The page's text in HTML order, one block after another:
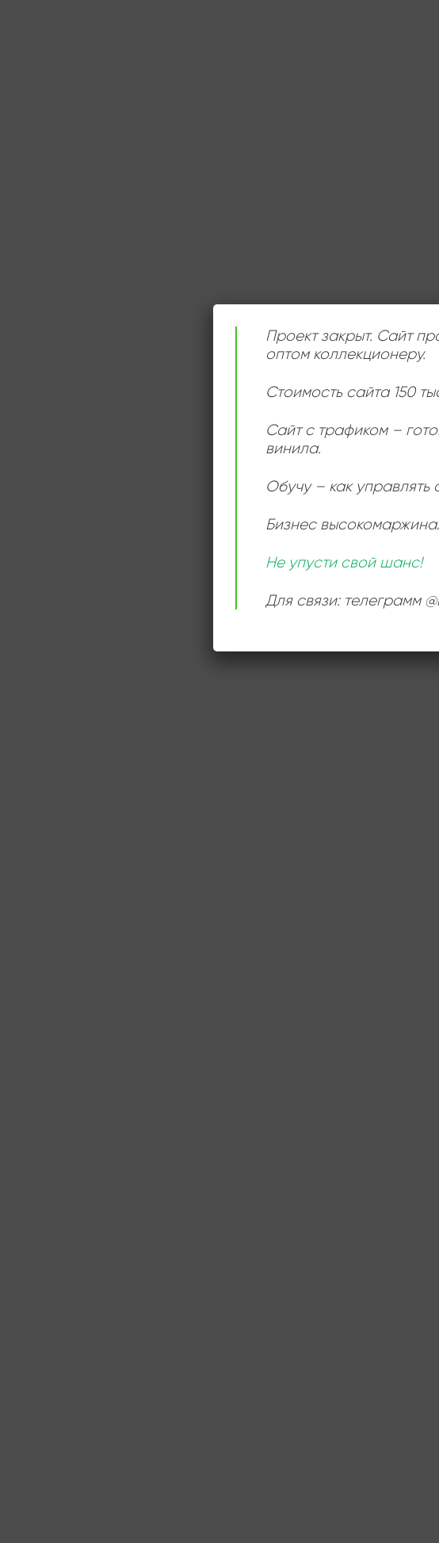
Проект закрыт. Сайт
оптом коллекционеру.
Стоимость сайта 150
Сайт с трафиком –
винила.
Обучу – как управлять
Бизнес
Не упусти свой шанс!
Для связи: телеграмм